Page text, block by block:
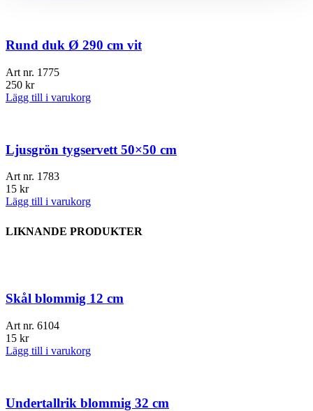
Rund duk Ø 290 cm vit
Art nr. 1775
250 kr
Lägg till i varukorg
Ljusgrön tygservett 50×50 cm
Art nr. 1783
15 kr
Lägg till i varukorg
LIKNANDE PRODUKTER
Skål blommig 12 cm
Art nr. 6104
15 kr
Lägg till i varukorg
Undertallrik blommig 32 cm